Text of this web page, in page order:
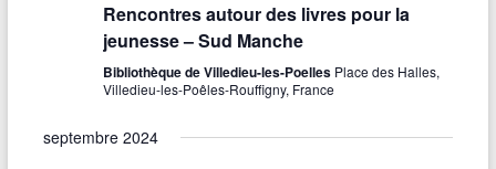
Rencontres autour des livres pour la
jeunesse – Sud Manche
Bibliothèque de Villedieu-les-Poelles Place des Halles,
Villedieu-les-Poêles-Rouffigny, France
septembre 2024